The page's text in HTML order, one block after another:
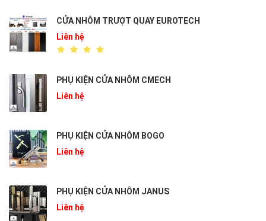
CỬA NHÔM TRƯỢT QUAY EUROTECH
Liên hệ
PHỤ KIỆN CỬA NHÔM CMECH
Liên hệ
PHỤ KIỆN CỬA NHÔM BOGO
Liên hệ
PHỤ KIỆN CỬA NHÔM JANUS
Liên hệ